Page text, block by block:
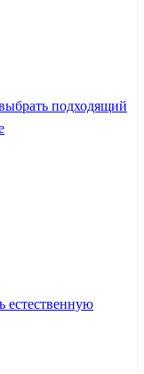
подходящий
естественную